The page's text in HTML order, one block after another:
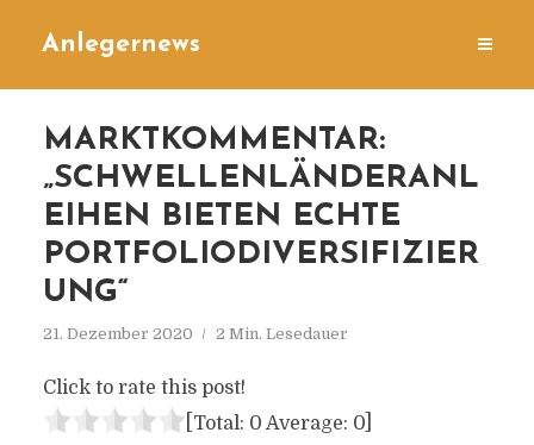
Anlegernews
MARKTKOMMENTAR:
„SCHWELLENLÄNDERANL
EIHEN BIETEN ECHTE
PORTFOLIODIVERSIFIZIER
UNG“
21. Dezember 2020 2 Min. Lesedauer
Click to rate this post!
[Total: 0 Average: 0]